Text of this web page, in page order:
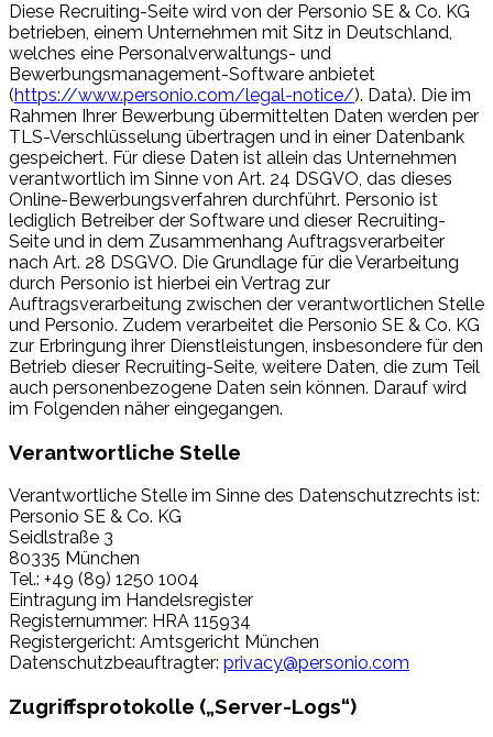
Diese Recruiting-Seite wird von der Personio SE & Co. KG
betrieben, einem Unternehmen mit Sitz in Deutschland,
welches eine Personalverwaltungs- und
Bewerbungsmanagement-Software anbietet
(https://www.personio.com/legal-notice/). Data). Die im
Rahmen Ihrer Bewerbung übermittelten Daten werden per
TLS-Verschlüsselung übertragen und in einer Datenbank
gespeichert. Für diese Daten ist allein das Unternehmen
verantwortlich im Sinne von Art. 24 DSGVO, das dieses
Online-Bewerbungsverfahren durchführt. Personio ist
lediglich Betreiber der Software und dieser Recruiting-
Seite und in dem Zusammenhang Auftragsverarbeiter
nach Art. 28 DSGVO. Die Grundlage für die Verarbeitung
durch Personio ist hierbei ein Vertrag zur
Auftragsverarbeitung zwischen der verantwortlichen Stelle
und Personio. Zudem verarbeitet die Personio SE & Co. KG
zur Erbringung ihrer Dienstleistungen, insbesondere für den
Betrieb dieser Recruiting-Seite, weitere Daten, die zum Teil
auch personenbezogene Daten sein können. Darauf wird
im Folgenden näher eingegangen.
Verantwortliche Stelle
Verantwortliche Stelle im Sinne des Datenschutzrechts ist:
Personio SE & Co. KG
Seidlstraße 3
80335 München
Tel.: +49 (89) 1250 1004
Eintragung im Handelsregister
Registernummer: HRA 115934
Registergericht: Amtsgericht München
Datenschutzbeauftragter: privacy@personio.com
Zugriffsprotokolle („Server-Logs“)